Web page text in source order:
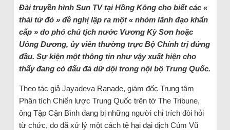
Đài truyền hình Sun TV tại Hồng Kông cho biết các «
thái tử đỏ » đề nghị lập ra một « nhóm lãnh đạo khẩn
cấp » do phó chủ tịch nước Vương Kỳ Sơn hoặc
Uông Dương, ủy viên thường trực Bộ Chính trị đứng
đầu. Sự kiện một thông tin như vậy xuất hiện cho
thấy đang có đấu đá dữ dội trong nội bộ Trung Quốc.
Theo tác giả Jayadeva Ranade, giám đốc Trung tâm
Phân tích Chiến lược Trung Quốc trên tờ The Tribune,
ông Tập Cận Bình đang bị những người chỉ trích đòi hỏi
từ chức, do đã xử lý một cách tệ hại đại dịch Cúm Vũ